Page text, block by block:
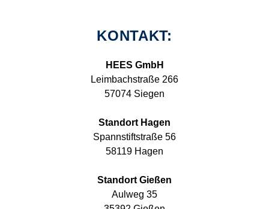
KONTAKT:
HEES GmbH
Leimbachstraße 266
57074 Siegen
Standort Hagen
Spannstiftstraße 56
58119 Hagen
Standort Gießen
Aulweg 35